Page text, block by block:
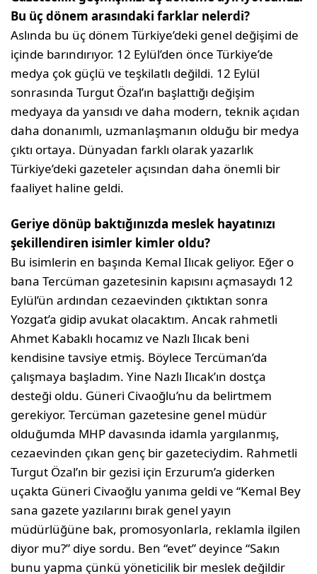
Bu üç dönem arasındaki farklar nelerdi?
Aslında bu üç dönem Türkiye’deki genel değişimi de
içinde barındırıyor. 12 Eylül’den önce Türkiye’de
medya çok güçlü ve teşkilatlı değildi. 12 Eylül
sonrasında Turgut Özal’ın başlattığı değişim
medyaya da yansıdı ve daha modern, teknik açıdan
daha donanımlı, uzmanlaşmanın olduğu bir medya
çıktı ortaya. Dünyadan farklı olarak yazarlık
Türkiye’deki gazeteler açısından daha önemli bir
faaliyet haline geldi.
Geriye dönüp baktığınızda meslek hayatınızı
şekillendiren isimler kimler oldu?
Bu isimlerin en başında Kemal Ilıcak geliyor. Eğer o
bana Tercüman gazetesinin kapısını açmasaydı 12
Eylül’ün ardından cezaevinden çıktıktan sonra
Yozgat’a gidip avukat olacaktım. Ancak rahmetli
Ahmet Kabaklı hocamız ve Nazlı Ilıcak beni
kendisine tavsiye etmiş. Böylece Tercüman’da
çalışmaya başladım. Yine Nazlı Ilıcak’ın dostça
desteği oldu. Güneri Civaoğlu’nu da belirtmem
gerekiyor. Tercüman gazetesine genel müdür
olduğumda MHP davasında idamla yargılanmış,
cezaevinden çıkan genç bir gazeteciydim. Rahmetli
Turgut Özal’ın bir gezisi için Erzurum’a giderken
uçakta Güneri Civaoğlu yanıma geldi ve “Kemal Bey
sana gazete yazılarını bırak genel yayın
müdürlüğüne bak, promosyonlarla, reklamla ilgilen
diyor mu?” diye sordu. Ben “evet” deyince “Sakın
bunu yapma çünkü yöneticilik bir meslek değildir